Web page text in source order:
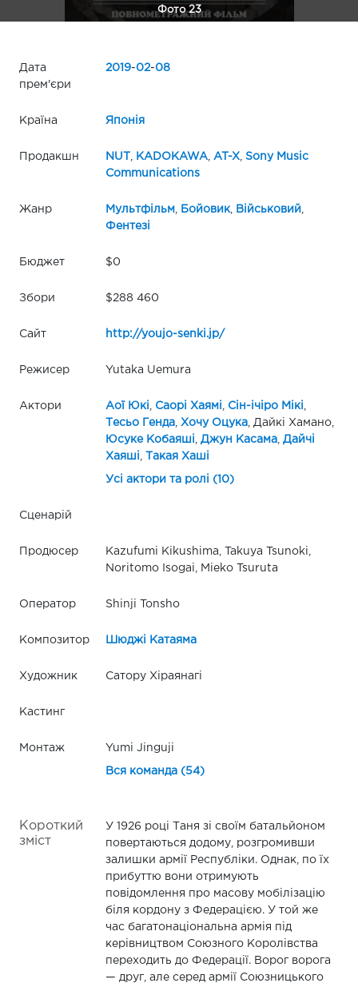
Фото 23
Дата
прем'єри
2019-02-08
Країна Японія
Продакшн NUT KADOKAWA, AT-X, Sony Music
Communications
Жанр Мультфільм, Бойовик, Військовий
Фентезі
Бюджет $0
Збори $288 460
Сайт http://youjo-senki.jp/
Режисер Yutaka Uemura
Актори Аої Юкі Саорі Хаямі Сін-ічіро Мікі
Тесьо Генда, Хочу Оцука, Дайкі Хамано,
Юсуке Кобаяші
Джун Касама, Дайчі
Хаяші
Такая Хаші
Усі актори та ролі (10)
Сценарій
Продюсер
Kazufumi Kikushima, Takuya Tsunoki,
Noritomo Isogai, Mieko Tsuruta
Оператор Shinji Tonsho
Композитор Шюджі Катаяма
Художник Сатору Хіраянагі
Кастинг
Монтаж Yumi Jinguji
Вся команда (54)
Короткий
зміст
У 1926 році Таня зі своїм батальйоном
повертаються додому, розгромивши
залишки армії Республіки. Однак, по їх
прибуттю вони отримують
повідомлення про масову мобілізацію
біля кордону з Федерацією. У той же
час багатонаціональна армія під
керівництвом Союзного Королівства
переходить до Федерації. Ворог ворога
— друг, але серед армії Союзницького